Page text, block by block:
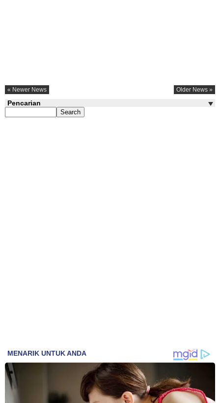
« Newer News Older News »
Pencarian